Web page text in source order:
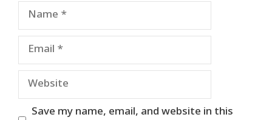
Name
Email
Website
Save my name, email, and website in this